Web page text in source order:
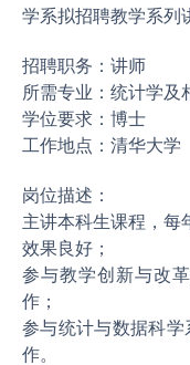
学系拟招聘教学系列
招聘职务：讲师
所需专业：统计学及
学位要求：博士
工作地点：清华大学
岗位描述：
主讲本科生课程，每
效果良好；
参与教学创新与改
作；
参与统计与数据科
作。